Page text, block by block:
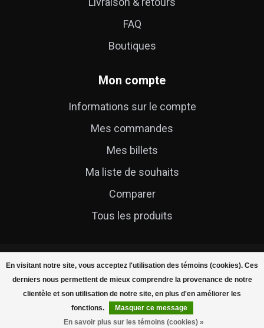
En visitant notre site, vous acceptez l'utilisation des témoins (cookies). Ces
derniers nous permettent de mieux comprendre la provenance de notre
clientèle et son utilisation de notre site, en plus d'en améliorer les
fonctions.
Masquer ce message
En savoir plus sur les témoins (cookies) »
FAQ
Boutiques
Mon compte
Informations sur le compte
Mes commandes
Mes billets
Ma liste de souhaits
Comparer
Tous les produits
© Copyright 2026 Cycle Technique